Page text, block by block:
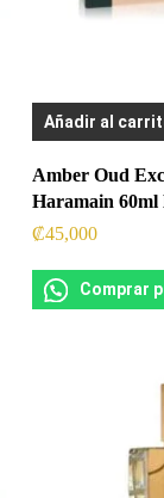
Añadir al
Amber Oud
Haramain
₡45,000
Comprar